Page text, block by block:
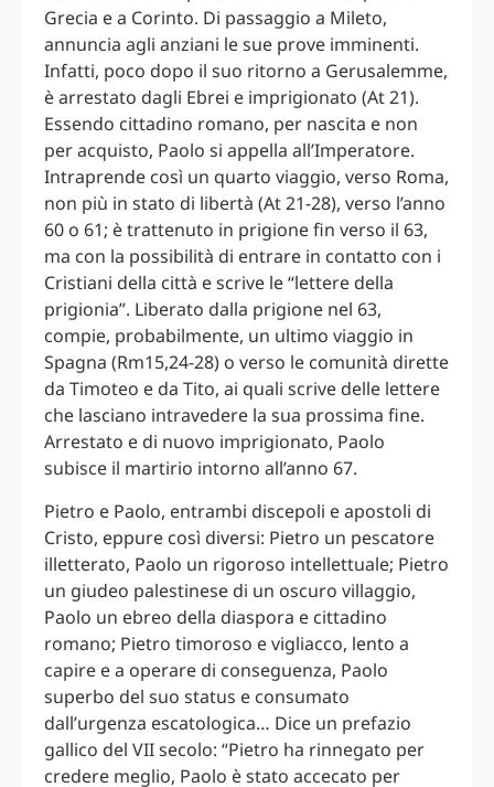
Grecia e a Corinto. Di passaggio a Mileto,
annuncia agli anziani le sue prove imminenti.
Infatti, poco dopo il suo ritorno a Gerusalemme,
è arrestato dagli Ebrei e imprigionato (At 21).
Essendo cittadino romano, per nascita e non
per acquisto, Paolo si appella all’Imperatore.
Intraprende così un quarto viaggio, verso Roma,
non più in stato di libertà (At 21-28), verso l’anno
60 o 61; è trattenuto in prigione fin verso il 63,
ma con la possibilità di entrare in contatto con i
Cristiani della città e scrive le “lettere della
prigionia”. Liberato dalla prigione nel 63,
compie, probabilmente, un ultimo viaggio in
Spagna (Rm15,24-28) o verso le comunità dirette
da Timoteo e da Tito, ai quali scrive delle lettere
che lasciano intravedere la sua prossima fine.
Arrestato e di nuovo imprigionato, Paolo
subisce il martirio intorno all’anno 67.
Pietro e Paolo, entrambi discepoli e apostoli di
Cristo, eppure così diversi: Pietro un pescatore
illetterato, Paolo un rigoroso intellettuale; Pietro
un giudeo palestinese di un oscuro villaggio,
Paolo un ebreo della diaspora e cittadino
romano; Pietro timoroso e vigliacco, lento a
capire e a operare di conseguenza, Paolo
superbo del suo status e consumato
dall’urgenza escatologica… Dice un prefazio
gallico del VII secolo: “Pietro ha rinnegato per
credere meglio, Paolo è stato accecato per